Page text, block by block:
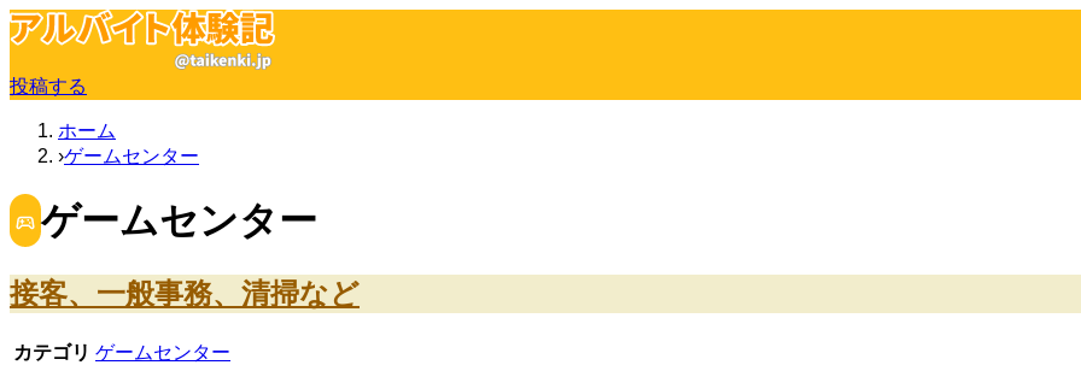
投稿する
ホーム
ゲームセンター
ゲームセンター
接客、一般事務、清掃など
カテゴリ ゲームセンター